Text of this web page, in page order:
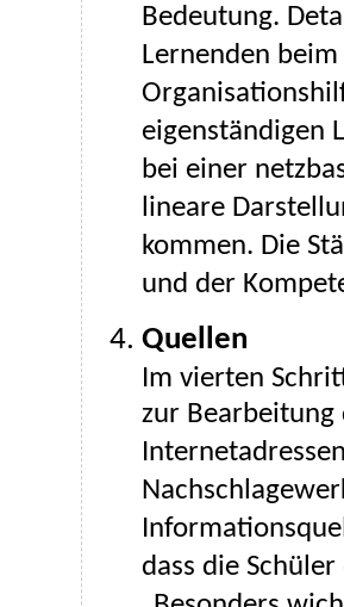
Bedeutung.
Lernenden
eigenständigen
bei einer
lineare
kommen. Die
und der
Quellen
Im vierten
zur Bearbeitung
dass die